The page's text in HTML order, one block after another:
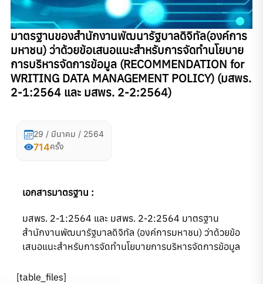
มาตรฐานของสํานักงานพัฒนารัฐบาลดิจิทัล(องค์การ
มหาชน) ว่าด้วยข้อเสนอแนะสำหรับการจัดทำนโยบาย
การบริหารจัดการข้อมูล (RECOMMENDATION for
WRITING DATA MANAGEMENT POLICY) (มสพร.
2-1:2564 และ มสพร. 2-2:2564)
29 / มีนาคม / 2564
714ครั้ง
เอกสารมาตรฐาน :
มสพร. 2-1:2564 และ มสพร. 2-2:2564 มาตรฐาน
สำนักงานพัฒนารัฐบาลดิจิทัล (องค์การมหาชน) ว่าด้วยข้อ
เสนอแนะสำหรับการจัดทำนโยบายการบริหารจัดการข้อมูล
[table_files]